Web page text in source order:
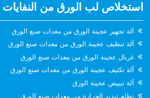
استخلاص لب الورق من النفايات
آلة تجهيز عجينة الورق من معدات صنع الورق
آلة تنظيف عجينة الورق من معدات صنع الورق
غربال عجينة الورق من معدات صنع الورق
آلة تكثيف عجينة الورق من معدات صنع الورق
آلة تبييض عجينة الورق
نظام تبديد الحرارة من معدات صنع الورق